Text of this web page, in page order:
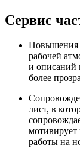
Сервис
Повышения
рабочей
и описаний
более
лист, в
мотивирует
работы на